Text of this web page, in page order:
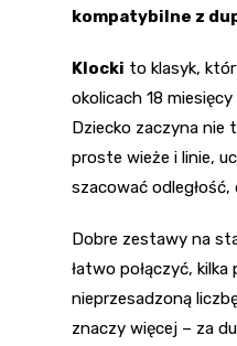
kompatybilne z
Klocki to klasyk,
okolicach 18
Dziecko zaczyna nie
proste wieże i linie,
szacować
Dobre zestawy na
łatwo połączyć,
nieprzesadzoną
znaczy więcej – za